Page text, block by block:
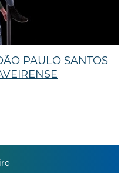
PAULO SANTOS